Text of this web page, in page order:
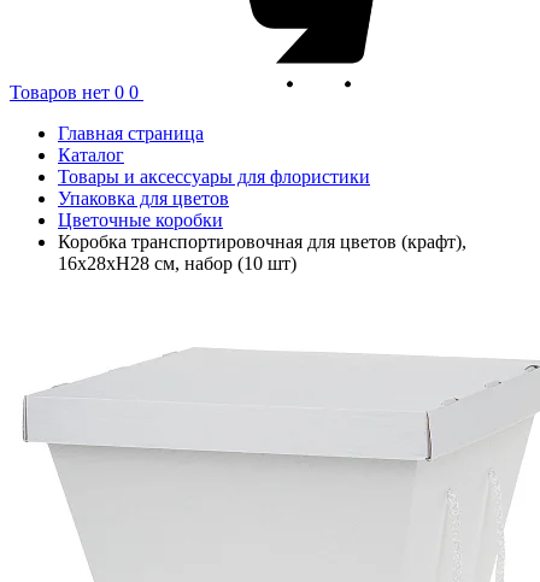
Товаров нет 0 0
Главная страница
Каталог
Товары и аксессуары для флористики
Упаковка для цветов
Цветочные коробки
Коробка транспортировочная для цветов (крафт),
16x28xH28 см, набор (10 шт)